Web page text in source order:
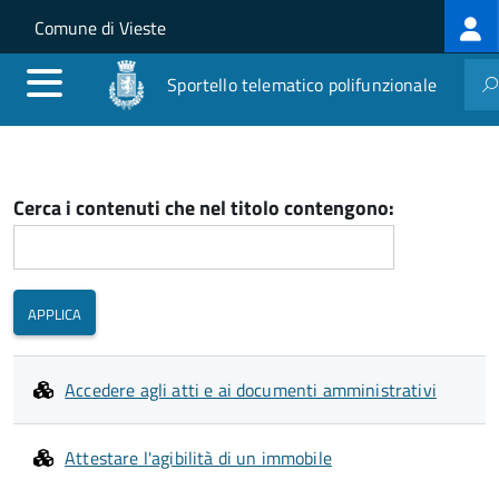
Salta al contenuto principale
Skip to site navigation
Comune di Vieste
Sportello telematico polifunzionale
Cerca i contenuti che nel titolo contengono:
Accedere agli atti e ai documenti amministrativi
Attestare l'agibilità di un immobile